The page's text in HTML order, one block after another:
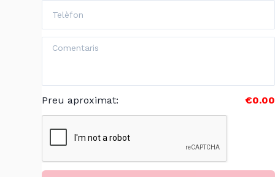
Preu aproximat: €0.00